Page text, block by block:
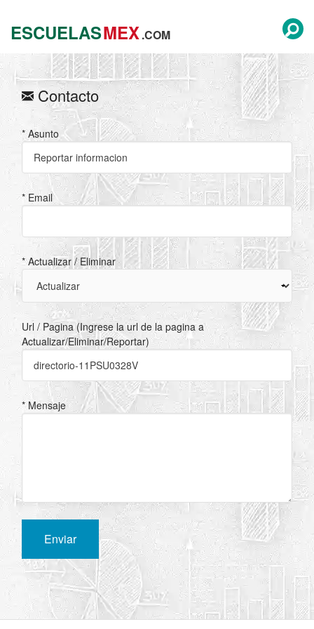
ESCUELASMEX.COM
Contacto
* Asunto
* Email
* Actualizar / Eliminar
Url / Pagina (Ingrese la url de la pagina a
Actualizar/Eliminar/Reportar)
* Mensaje
Enviar